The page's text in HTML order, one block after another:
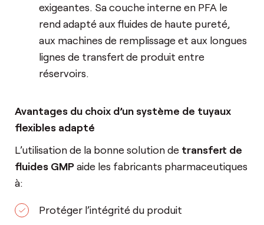
exigeantes. Sa couche interne en PFA le
rend adapté aux fluides de haute pureté,
aux machines de remplissage et aux longues
lignes de transfert de produit entre
réservoirs.
Avantages du choix d’un système de tuyaux
flexibles adapté
L’utilisation de la bonne solution de transfert de
fluides GMPaide les fabricants pharmaceutiques
à:
Protéger l’intégrité du produit